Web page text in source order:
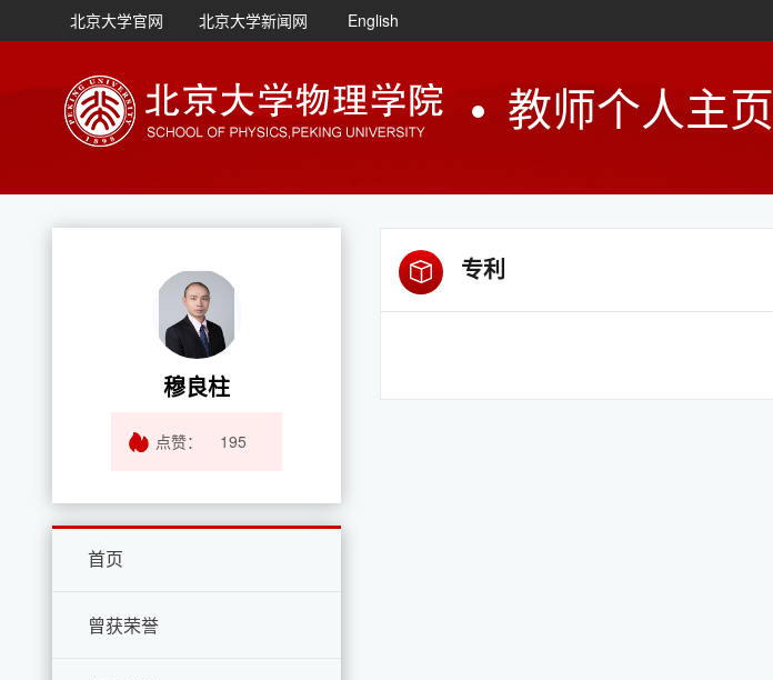
北京大学官网 北京大学新闻网 English
教师个人主页
穆良柱
点赞： 195
首页
曾获荣誉
专利